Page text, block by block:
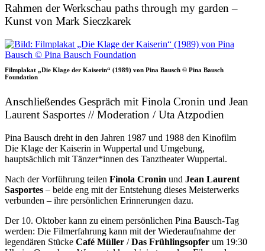
Rahmen der Werkschau paths through my garden –
Kunst von Mark Sieczkarek
Filmplakat „Die Klage der Kaiserin“ (1989) von Pina Bausch © Pina Bausch
Foundation
Anschließendes Gespräch mit Finola Cronin und Jean
Laurent Sasportes // Moderation / Uta Atzpodien
Pina Bausch dreht in den Jahren 1987 und 1988 den Kinofilm
Die Klage der Kaiserin in Wuppertal und Umgebung,
hauptsächlich mit Tänzer*innen des Tanztheater Wuppertal.
Nach der Vorführung teilen Finola Cronin und Jean Laurent
Sasportes – beide eng mit der Entstehung dieses Meisterwerks
verbunden – ihre persönlichen Erinnerungen dazu.
Der 10. Oktober kann zu einem persönlichen Pina Bausch-Tag
werden: Die Filmerfahrung kann mit der Wiederaufnahme der
legendären Stücke Café Müller /Das Frühlingsopfer um 19:30